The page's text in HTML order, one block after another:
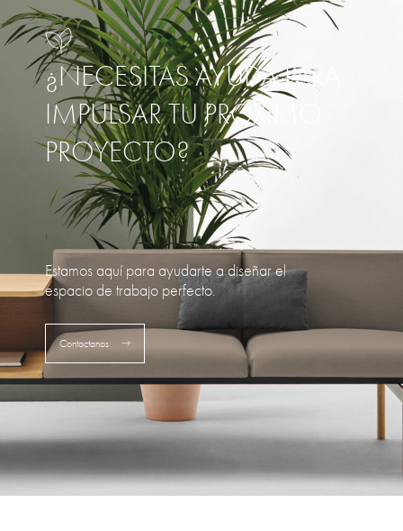
¿NECESITAS AYUDA PARA
IMPULSAR TU PRÓXIMO
PROYECTO?
Estamos aquí para ayudarte a diseñar el
espacio de trabajo perfecto.
Contactanos